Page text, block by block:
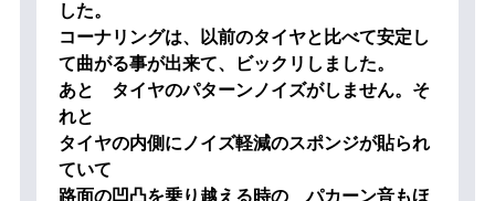
した。
コーナリングは、以前のタイヤと比べて安定し
て曲がる事が出来て、ビックリしました。
あと タイヤのパターンノイズがしません。そ
れと
タイヤの内側にノイズ軽減のスポンジが貼られ
ていて
路面の凹凸を乗り越える時の パカーン音もほ